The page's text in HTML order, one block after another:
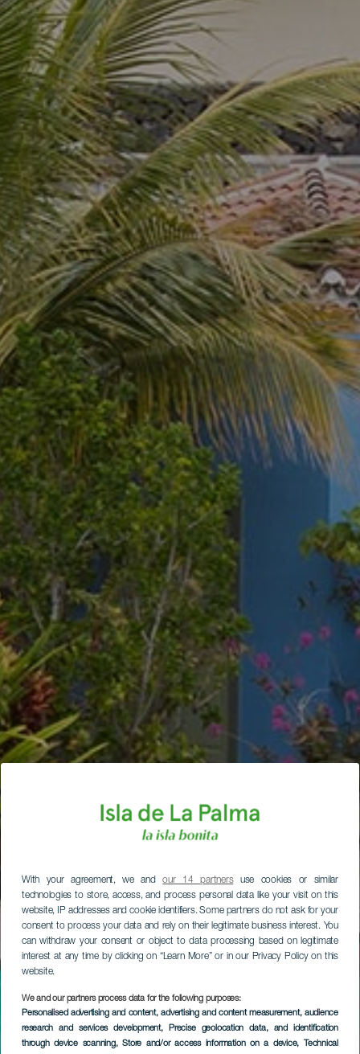
With your agreement, we andour 14 partnersuse cookies or similar
technologies to store, access, and process personal data like your visit on this
website, IP addresses and cookie identifiers. Some partners do not ask for your
consent to process your data and rely on their legitimate business interest. You
can withdraw your consent or object to data processing based on legitimate
interest at any time by clicking on “Learn More” or in our Privacy Policy on this
website.
We and our partners process data for the following purposes:
Personalised advertising and content, advertising and content measurement, audience
research and services development, Precise geolocation data, and identification
through device scanning, Store and/or access information on a device, Technical